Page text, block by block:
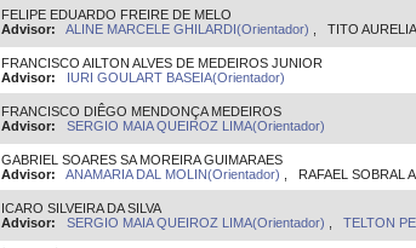
FELIPE EDUARDO FREIRE DE MELO
Advisor:
ALINE MARCELE GHILARDI(Orientador) , TITO
FRANCISCO AILTON ALVES DE MEDEIROS JUNIOR
Advisor:
IURI GOULART BASEIA(Orientador)
FRANCISCO DIÊGO MENDONÇA MEDEIROS
Advisor:
SERGIO MAIA QUEIROZ LIMA(Orientador)
GABRIEL SOARES SA MOREIRA GUIMARAES
Advisor:
ANAMARIA DAL MOLIN(Orientador) , RAFAEL SOBRAL
ICARO SILVEIRA DA SILVA
Advisor:
SERGIO MAIA QUEIROZ LIMA(Orientador) TELTON